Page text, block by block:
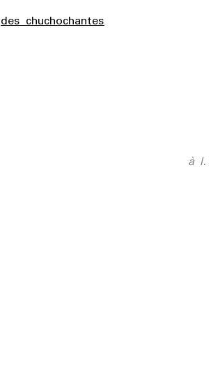
des chuchochantes
à l.